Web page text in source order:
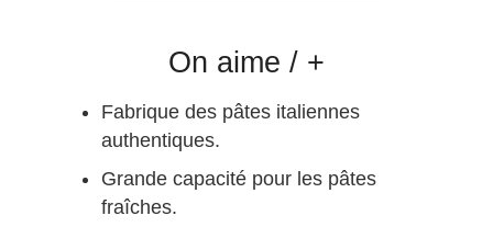
On aime / +
Fabrique des pâtes italiennes
authentiques.
Grande capacité pour les pâtes
fraîches.